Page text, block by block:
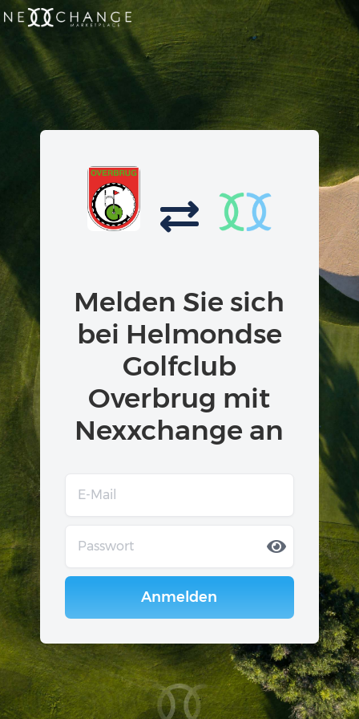
Melden Sie sich
bei Helmondse
Golfclub
Overbrug mit
Nexxchange an
Anmelden